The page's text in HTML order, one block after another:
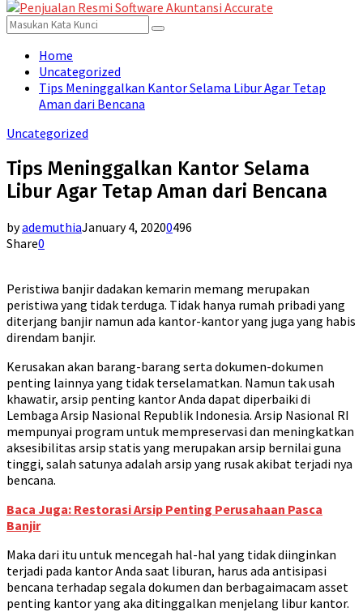
for:
Menu
Search
for:
Search
Home
Uncategorized
Tips Meninggalkan Kantor Selama Libur Agar Tetap
Aman dari Bencana
Uncategorized
Tips Meninggalkan Kantor Selama
Libur Agar Tetap Aman dari Bencana
byademuthiaJanuary 4, 20200496
Share0
Peristiwa banjir dadakan kemarin memang merupakan
peristiwa yang tidak terduga. Tidak hanya rumah pribadi yang
diterjang banjir namun ada kantor-kantor yang juga yang habis
direndam banjir.
Kerusakan akan barang-barang serta dokumen-dokumen
penting lainnya yang tidak terselamatkan. Namun tak usah
khawatir, arsip penting kantor Anda dapat diperbaiki di
Lembaga Arsip Nasional Republik Indonesia. Arsip Nasional RI
mempunyai program untuk mempreservasi dan meningkatkan
aksesibilitas arsip statis yang merupakan arsip bernilai guna
tinggi, salah satunya adalah arsip yang rusak akibat terjadi nya
bencana.
Baca Juga: Restorasi Arsip Penting Perusahaan Pasca
Banjir
Maka dari itu untuk mencegah hal-hal yang tidak diinginkan
terjadi pada kantor Anda saat liburan, harus ada antisipasi
bencana terhadap segala dokumen dan berbagaimacam asset
penting kantor yang aka ditinggalkan menjelang libur kantor.